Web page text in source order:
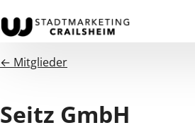
← Mitglieder
Seitz GmbH